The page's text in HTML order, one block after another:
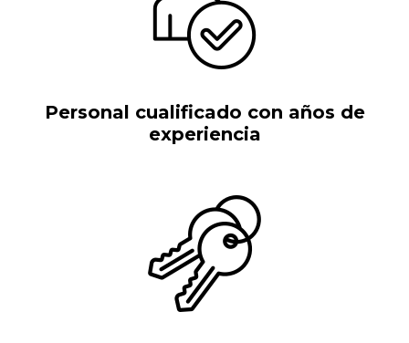
Personal cualificado con años de
experiencia